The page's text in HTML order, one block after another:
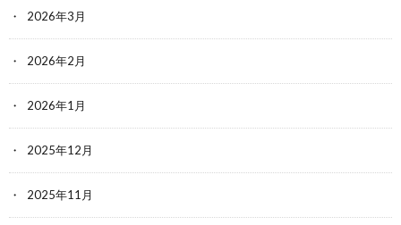
2026年3月
2026年2月
2026年1月
2025年12月
2025年11月